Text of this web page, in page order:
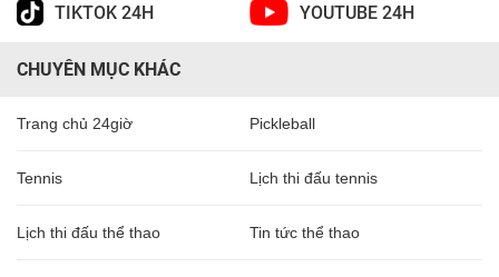
TIKTOK 24H YOUTUBE 24H
CHUYÊN MỤC KHÁC
Trang chủ 24giờ Pickleball
Tennis Lịch thi đấu tennis
Lịch thi đấu thể thao Tin tức thể thao